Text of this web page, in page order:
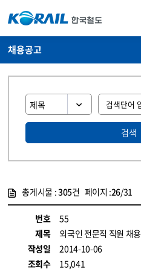
채용공고
검색
총게시물 :305건 페이지 :26/31
번호
55
제목
외국인 전문직 직원 채용
작성일
2014-10-06
조회수
15,041